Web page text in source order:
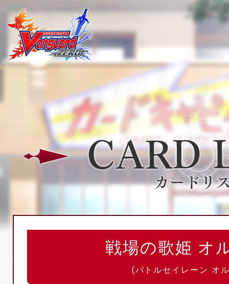
戦場の歌姫 オ
(バトルセイレーン オ